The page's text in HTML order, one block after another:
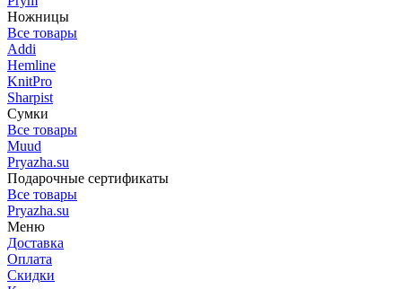
Ножницы
Все товары
Addi
Hemline
KnitPro
Sharpist
Сумки
Все товары
Muud
Pryazha.su
Подарочные сертификаты
Все товары
Pryazha.su
Меню
Доставка
Оплата
Скидки